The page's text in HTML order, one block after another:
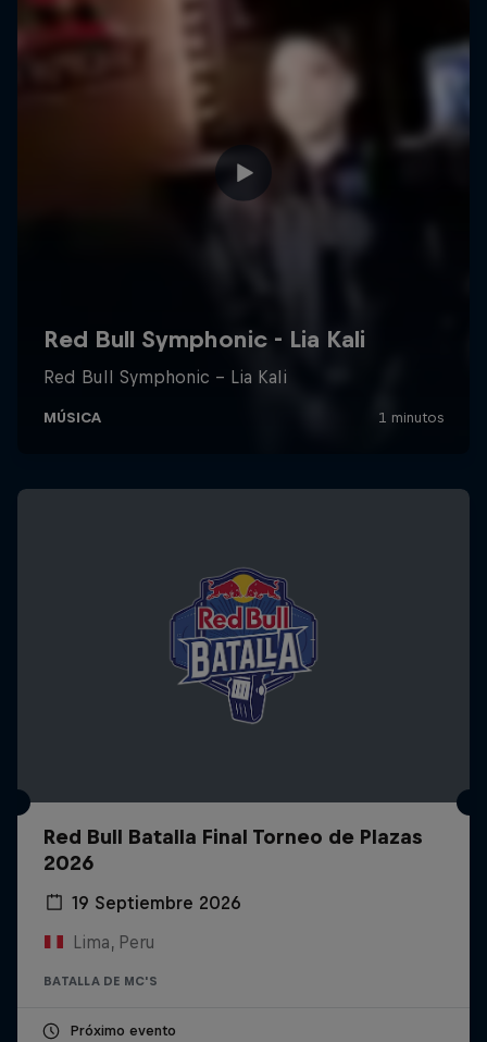
Red Bull Batalla Final Torneo de Plazas
2026
19 Septiembre 2026
Lima, Peru
BATALLA DE MC'S
Próximo evento